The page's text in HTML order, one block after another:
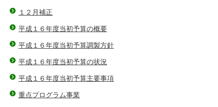
１２月補正
平成１６年度当初予算の概要
平成１６年度当初予算調製方針
平成１６年度当初予算の状況
平成１６年度当初予算主要事項
重点プログラム事業